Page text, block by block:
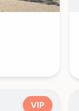
VIP